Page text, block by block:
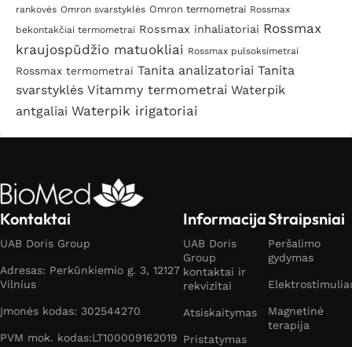
rankovės Omron svarstyklės Omron termometrai Rossmax
bekontakčiai termometrai Rossmax inhaliatoriai Rossmax
kraujospūdžio matuokliai Rossmax pulsoksimetrai
Rossmax termometrai Tanita analizatoriai Tanita
svarstyklės Vitammy termometrai Waterpik
antgaliai Waterpik irigatoriai
Kontaktai
UAB Doris Group
Adresas: Perkūnkiemio g. 3, 12127
Vilnius
Įmonės kodas: 302544270
PVM mok. kodas:LT100009162019
Informacija
UAB Doris
Group
kontaktai ir
rekvizitai
Atsiskaitymas
Pristatymas
Straipsniai
Peršalimo
gydymas
Magnetinė
terapija